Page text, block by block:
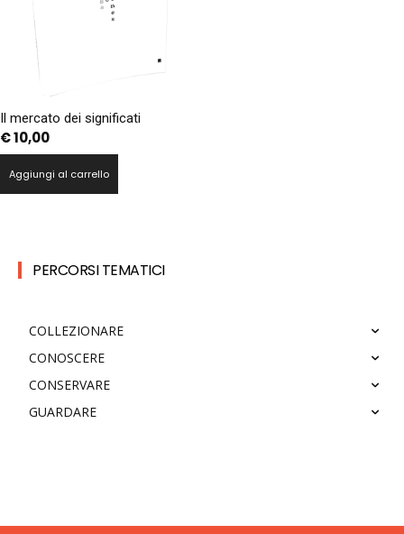
Il mercato dei significati
€10,00
Aggiungi al carrello
PERCORSI TEMATICI
COLLEZIONARE
CONOSCERE
CONSERVARE
GUARDARE